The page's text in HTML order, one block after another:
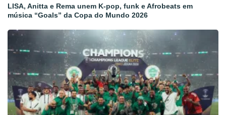
LISA, Anitta e Rema unem K-pop, funk e Afrobeats em
música “Goals” da Copa do Mundo 2026